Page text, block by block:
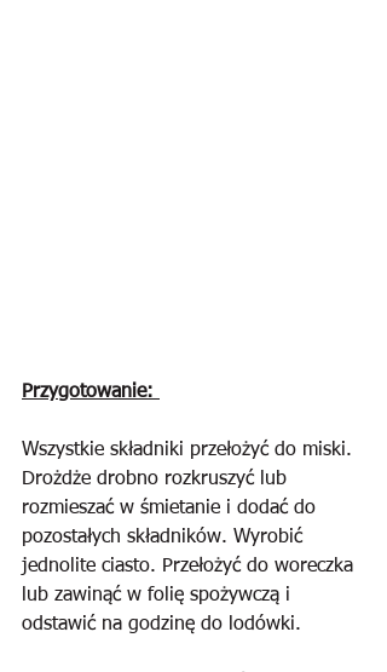
Przygotowanie:
Wszystkie składniki przełożyć do miski.
Drożdże drobno rozkruszyć lub
rozmieszać w śmietanie i dodać do
pozostałych składników. Wyrobić
jednolite ciasto. Przełożyć do woreczka
lub zawinąć w folię spożywczą i
odstawić na godzinę do lodówki.